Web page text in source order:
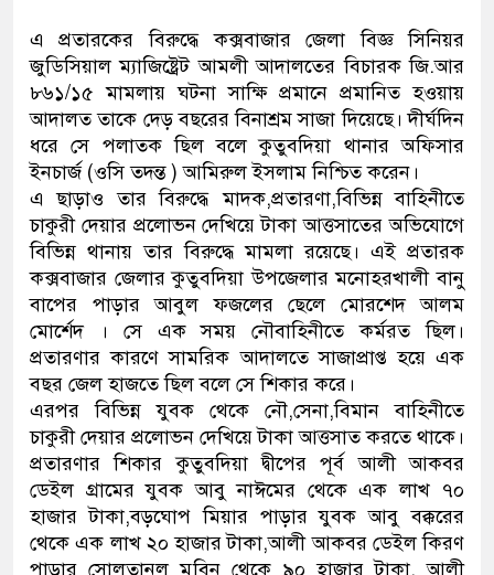
থানা পুলিশ
এ প্রতারকের বিরুদ্ধে কক্সবাজার জেলা বিজ্ঞ সিনিয়র
জুডিসিয়াল ম্যাজিষ্ট্রেট আমলী আদালতের বিচারক জি.আর
৮৬১/১৫ মামলায় ঘটনা সাক্ষি প্রমানে প্রমানিত হওয়ায়
আদালত তাকে দেড় বছরের বিনাশ্রম সাজা দিয়েছে। দীর্ঘদিন
ধরে সে পলাতক ছিল বলে কুতুবদিয়া থানার অফিসার
ইনচার্জ (ওসি তদন্ত ) আমিরুল ইসলাম নিশ্চিত করেন।
এ ছাড়াও তার বিরুদ্ধে মাদক,প্রতারণা,বিভিন্ন বাহিনীতে
চাকুরী দেয়ার প্রলোভন দেখিয়ে টাকা আত্তসাতের অভিযোগে
বিভিন্ন থানায় তার বিরুদ্ধে মামলা রয়েছে। এই প্রতারক
কক্সবাজার জেলার কুতুবদিয়া উপজেলার মনোহরখালী বানু
বাপের পাড়ার আবুল ফজলের ছেলে মোরশেদ আলম
মোর্শেদ । সে এক সময় নৌবাহিনীতে কর্মরত ছিল।
প্রতারণার কারণে সামরিক আদালতে সাজাপ্রাপ্ত হয়ে এক
বছর জেল হাজতে ছিল বলে সে শিকার করে।
এরপর বিভিন্ন যুবক থেকে নৌ,সেনা,বিমান বাহিনীতে
চাকুরী দেয়ার প্রলোভন দেখিয়ে টাকা আত্তসাত করতে থাকে।
প্রতারণার শিকার কুতুবদিয়া দ্বীপের পূর্ব আলী আকবর
ডেইল গ্রামের যুবক আবু নাঈমের থেকে এক লাখ ৭০
হাজার টাকা,বড়ঘোপ মিয়ার পাড়ার যুবক আবু বক্করের
থেকে এক লাখ ২০ হাজার টাকা,আলী আকবর ডেইল কিরণ
পাড়ার সোলতানুল মুবিন থেকে ৯০ হাজার টাকা, আলী